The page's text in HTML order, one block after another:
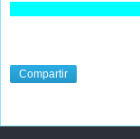
Compartir